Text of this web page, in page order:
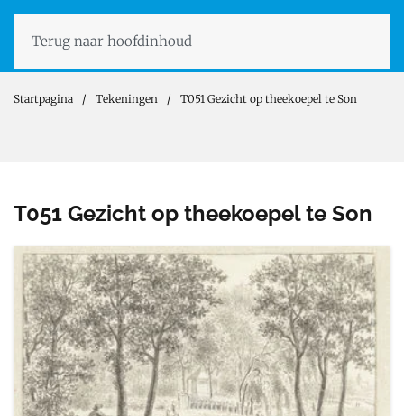
Terug naar hoofdinhoud
Startpagina Tekeningen T051 Gezicht op theekoepel te Son
T051 Gezicht op theekoepel te Son